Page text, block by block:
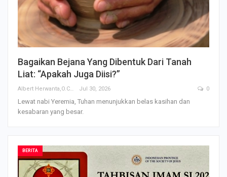
Bagaikan Bejana Yang Dibentuk Dari Tanah
Liat: “Apakah Juga Diisi?”
Albert Herwanta,O.Carm Jul 30, 2026 0
Lewat nabi Yeremia, Tuhan menunjukkan belas kasihan dan
kesabaran yang besar.
BERITA